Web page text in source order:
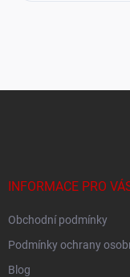
INFORMACE PRO
Obchodní podmínky
Podmínky ochrany
Blog